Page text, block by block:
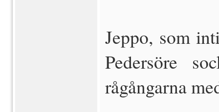
Jeppo, som
Pedersöre
rågångarna